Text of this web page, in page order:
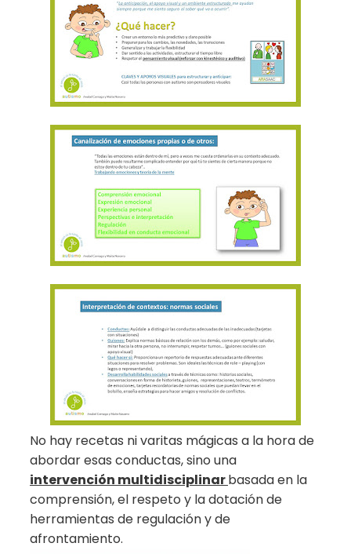
No hay recetas ni varitas mágicas a la hora de
abordar esas conductas, sino una
intervención multidisciplinarbasada en la
comprensión, el respeto y la dotación de
herramientas de regulación y de
afrontamiento.